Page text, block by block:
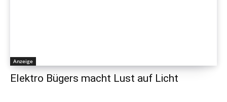
Anzeige
Elektro Bügers macht Lust auf Licht